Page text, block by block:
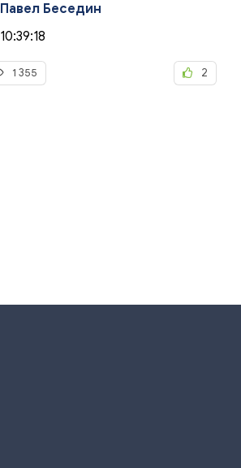
Павел Беседин
10:39:18
1 355 2